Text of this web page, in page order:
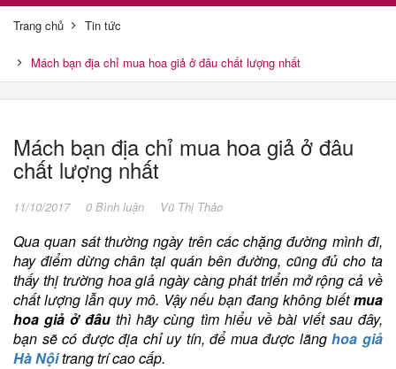
Trang chủ Tin tức
Mách bạn địa chỉ mua hoa giả ở đâu chất lượng nhất
Mách bạn địa chỉ mua hoa giả ở đâu
chất lượng nhất
11/10/2017 0 Bình luận Vũ Thị Thảo
Qua quan sát thường ngày trên các chặng đường mình đi,
hay điểm dừng chân tại quán bên đường, cũng đủ cho ta
thấy thị trường hoa giả ngày càng phát triển mở rộng cả về
chất lượng lẫn quy mô. Vậy nếu bạn đang không biếtmua
hoa giả ở đâu thì hãy cùng tìm hiểu về bài viết sau đây,
bạn sẽ có được địa chỉ uy tín, để mua được lãnghoa giả
Hà Nộitrang trí cao cấp.